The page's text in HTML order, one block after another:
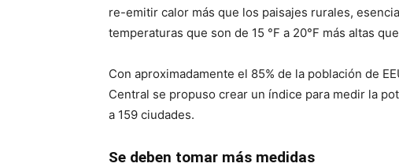
re-emitir calor más que los paisajes rurales,
temperaturas que son de 15 °F a 20°F más altas
Con aproximadamente el 85% de la población de
Central se propuso crear un índice para medir la
a 159 ciudades.
Se deben tomar más medidas